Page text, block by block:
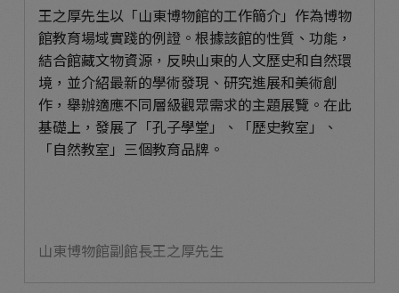
王之厚先生以「山東博物館的工作簡介」作為博物
館教育場域實踐的例證。根據該館的性質、功能，
結合館藏文物資源，反映山東的人文歷史和自然環
境，並介紹最新的學術發現、研究進展和美術創
作，舉辦適應不同層級觀眾需求的主題展覽。在此
基礎上，發展了「孔子學堂」、「歷史教室」、
「自然教室」三個教育品牌。
山東博物館副館長王之厚先生